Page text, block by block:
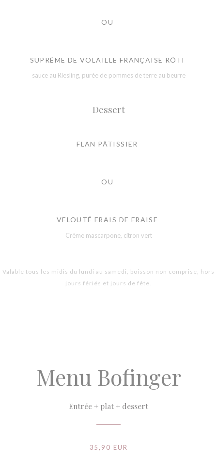
OU
SUPRÊME DE VOLAILLE FRANÇAISE RÔTI
sauce au Riesling, purée de pommes de terre au beurre
Dessert
FLAN PÂTISSIER
OU
VELOUTÉ FRAIS DE FRAISE
Crème mascarpone, citron vert
Valable tous les midis du lundi au samedi, boisson non comprise, hors
jours fériés et jours de fête.
Menu Bofinger
Entrée + plat + dessert
35,90 EUR